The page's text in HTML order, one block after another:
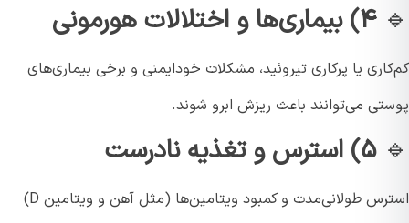
۴) بیماری‌ها و اختلالات هورمونی
یا پرکاری تیروئید، مشکلات خودایمنی و برخی بیماری‌های
می‌توانند باعث ریزش ابرو شوند.
۵) استرس و تغذیه نادرست
استرس طولانی‌مدت و کمبود ویتامین‌ها (مثل آهن و ویتامین D)